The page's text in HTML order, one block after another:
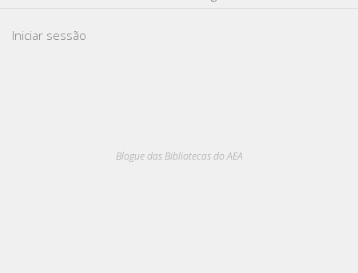
Iniciar sessão
Blogue das Bibliotecas do AEA